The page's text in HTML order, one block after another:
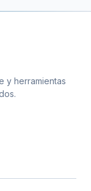
y herramientas